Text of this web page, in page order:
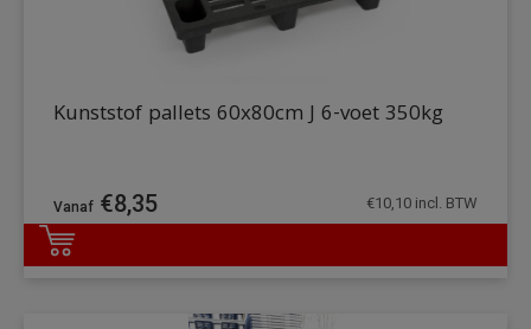
DETAILS
Kunststof pallets 60x80cm J 6-voet 350kg
€8,35 €10,10 incl. BTW